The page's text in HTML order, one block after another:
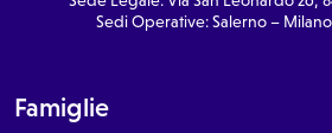
Sedi Operative: Salerno –
Famiglie